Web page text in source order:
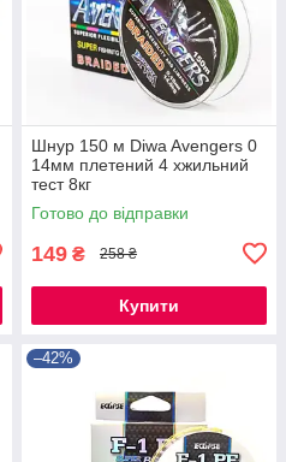
Шнур 150 м Diwa Avengers 0
14мм плетений 4 хжильний
тест 8кг
Готово до відправки
149 ₴ 258 ₴
Купити
–42%